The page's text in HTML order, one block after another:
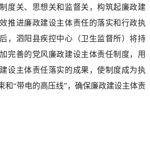
度关、思想关和监督关，构筑起廉政建
推进廉政建设主体责任的落实和行政执
，泗阳县疾控中心（卫生监督所）将持
完善的党风廉政建设主体责任制度，用
设主体责任落实的成果，使制度成为执
和“带电的高压线”，确保廉政建设主体责